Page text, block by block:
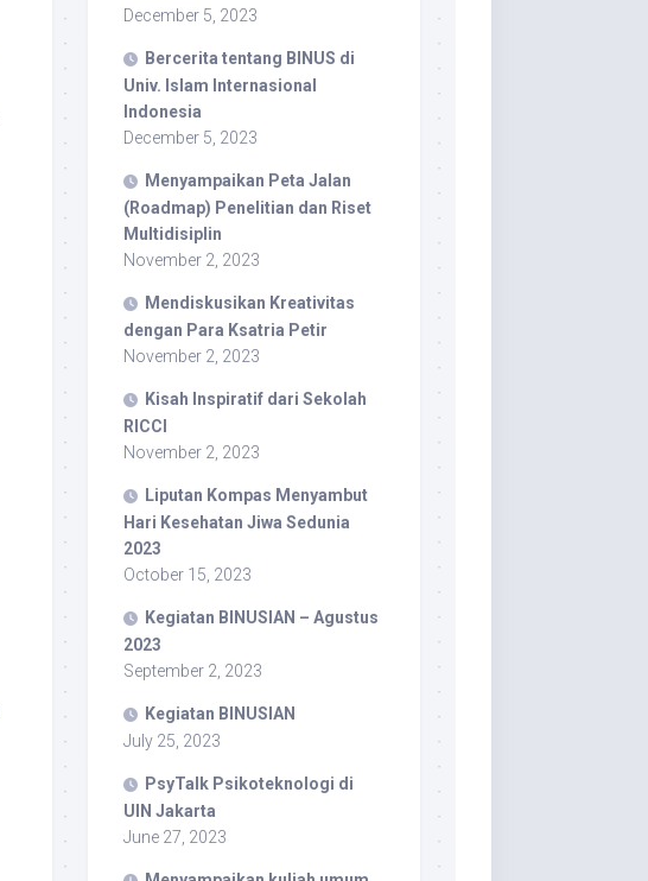
December 5, 2023
Bercerita tentang BINUS di
Univ. Islam Internasional
Indonesia
December 5, 2023
Menyampaikan Peta Jalan
(Roadmap) Penelitian dan Riset
Multidisiplin
November 2, 2023
Mendiskusikan Kreativitas
dengan Para Ksatria Petir
November 2, 2023
Kisah Inspiratif dari Sekolah
RICCI
November 2, 2023
Liputan Kompas Menyambut
Hari Kesehatan Jiwa Sedunia
2023
October 15, 2023
Kegiatan BINUSIAN – Agustus
2023
September 2, 2023
Kegiatan BINUSIAN
July 25, 2023
PsyTalk Psikoteknologi di
UIN Jakarta
June 27, 2023